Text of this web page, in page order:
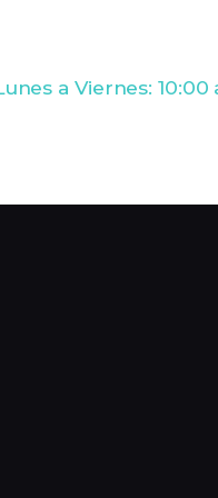
a Viernes: 10:00